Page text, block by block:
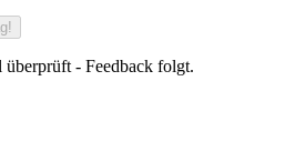
- Feedback folgt.